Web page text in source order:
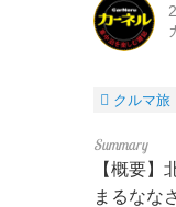
クルマ旅
【概要
まるなな